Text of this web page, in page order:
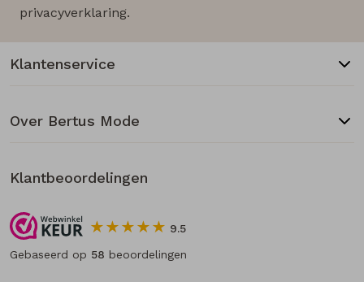
privacyverklaring.
Klantenservice
Over Bertus Mode
Klantbeoordelingen
9.5
Gebaseerd op 58 beoordelingen